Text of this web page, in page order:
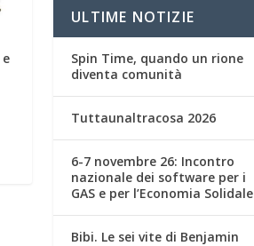
ULTIME NOTIZIE
Spin Time, quando un rione
diventa comunità
Tuttaunaltracosa 2026
6-7 novembre 26: Incontro
nazionale dei software per i
GAS e per l’Economia Solidale
Bibi. Le sei vite di Benjamin